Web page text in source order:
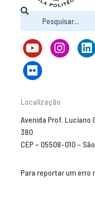
Localização
Avenida Prof. Luciano
380
CEP – 05508-010 –
Para reportar um